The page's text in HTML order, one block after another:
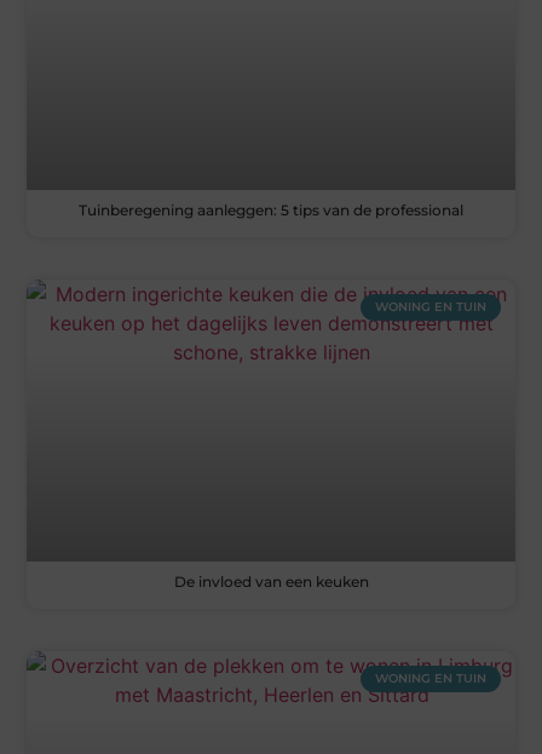
Tuinberegening aanleggen: 5 tips van de professional
WONING EN TUIN
De invloed van een keuken
WONING EN TUIN